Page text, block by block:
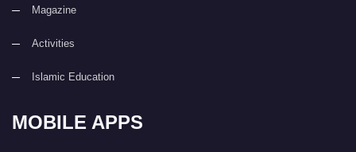
Magazine
Activities
Islamic Education
MOBILE APPS